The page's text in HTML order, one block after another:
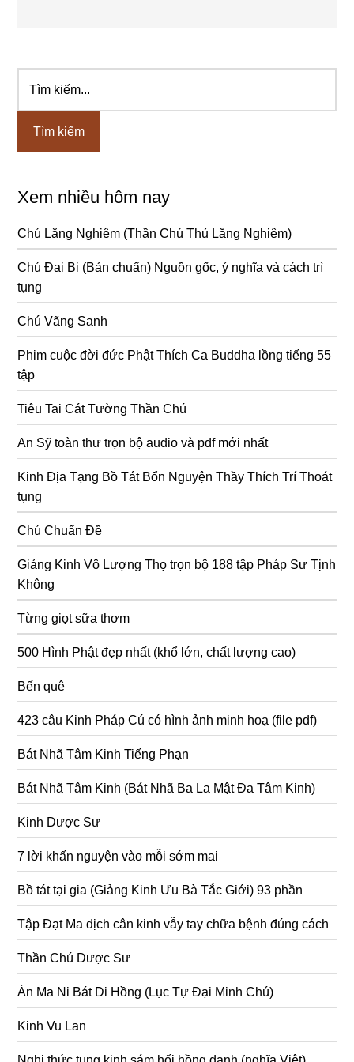
Sidebar
chính
kiếm...
Xem nhiều hôm nay
Chú Lăng Nghiêm (Thần Chú Thủ Lăng Nghiêm)
Chú Đại Bi (Bản chuẩn) Nguồn gốc, ý nghĩa và cách trì
tụng
Chú Vãng Sanh
Phim cuộc đời đức Phật Thích Ca Buddha lồng tiếng 55
tập
Tiêu Tai Cát Tường Thần Chú
An Sỹ toàn thư trọn bộ audio và pdf mới nhất
Kinh Địa Tạng Bồ Tát Bổn Nguyện Thầy Thích Trí Thoát
tụng
Chú Chuẩn Đề
Giảng Kinh Vô Lượng Thọ trọn bộ 188 tập Pháp Sư Tịnh
Không
Từng giọt sữa thơm
500 Hình Phật đẹp nhất (khổ lớn, chất lượng cao)
Bến quê
423 câu Kinh Pháp Cú có hình ảnh minh hoạ (file pdf)
Bát Nhã Tâm Kinh Tiếng Phạn
Bát Nhã Tâm Kinh (Bát Nhã Ba La Mật Đa Tâm Kinh)
Kinh Dược Sư
7 lời khấn nguyện vào mỗi sớm mai
Bồ tát tại gia (Giảng Kinh Ưu Bà Tắc Giới) 93 phần
Tập Đạt Ma dịch cân kinh vẫy tay chữa bệnh đúng cách
Thần Chú Dược Sư
Án Ma Ni Bát Di Hồng (Lục Tự Đại Minh Chú)
Kinh Vu Lan